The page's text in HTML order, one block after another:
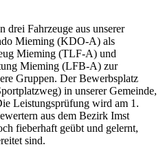
drei Fahrzeuge aus unserer
Mieming (KDO-A) als
Mieming (TLF-A) und
Mieming (LFB-A) zur
Gruppen. Der Bewerbsplatz
in unserer Gemeinde,
Leistungsprüfung wird am 1.
aus dem Bezirk Imst
fieberhaft geübt und gelernt,
sind.